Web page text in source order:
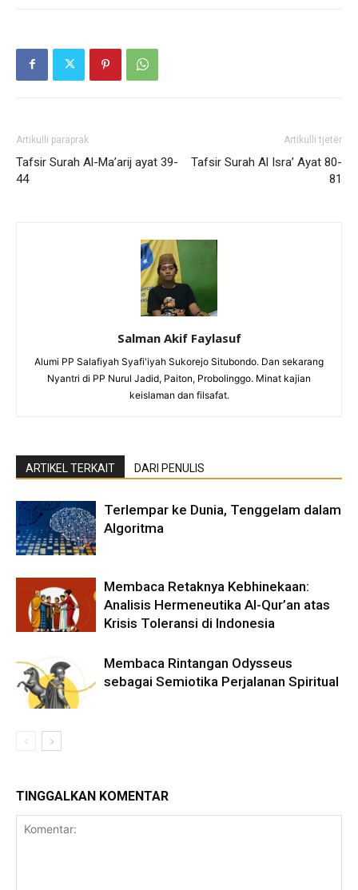
Artikulli paraprak
Tafsir Surah Al-Ma’arij ayat 39-
44
Artikulli tjetër
Tafsir Surah Al Isra’ Ayat 80-
81
Salman Akif Faylasuf
Alumi PP Salafiyah Syafi'iyah Sukorejo Situbondo. Dan sekarang
Nyantri di PP Nurul Jadid, Paiton, Probolinggo. Minat kajian
keislaman dan filsafat.
ARTIKEL TERKAIT DARI PENULIS
Terlempar ke Dunia, Tenggelam dalam
Algoritma
Membaca Retaknya Kebhinekaan:
Analisis Hermeneutika Al-Qur’an atas
Krisis Toleransi di Indonesia
Membaca Rintangan Odysseus
sebagai Semiotika Perjalanan Spiritual
TINGGALKAN KOMENTAR